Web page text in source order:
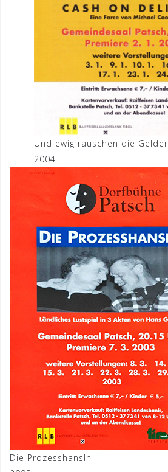
Und ewig rauschen die Gelder
2004
Die Prozesshansln